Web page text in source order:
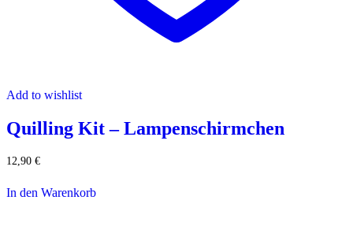
Add to wishlist
Quilling Kit – Lampenschirmchen
12,90 €
In den Warenkorb